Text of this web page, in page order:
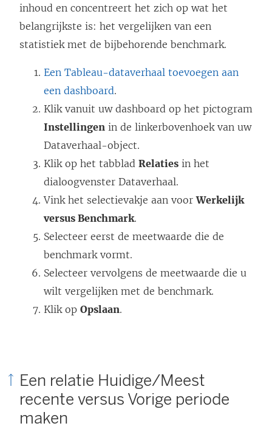
inhoud en concentreert het zich op wat het
belangrijkste is: het vergelijken van een
statistiek met de bijbehorende benchmark.
Een Tableau-dataverhaal toevoegen aan
een dashboard.
Klik vanuit uw dashboard op het pictogram
Instellingen in de linkerbovenhoek van uw
Dataverhaal-object.
Klik op het tabblad Relaties in het
dialoogvenster Dataverhaal.
Vink het selectievakje aan voorWerkelijk
versus Benchmark.
Selecteer eerst de meetwaarde die de
benchmark vormt.
Selecteer vervolgens de meetwaarde die u
wilt vergelijken met de benchmark.
Klik op Opslaan.
Een relatie Huidige/Meest
recente versus Vorige periode
maken